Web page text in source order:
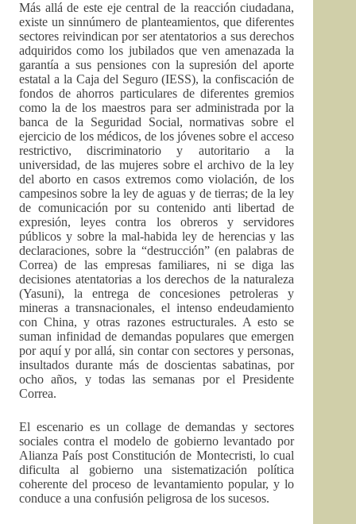
Más allá de este eje central de la reacción ciudadana,
existe un sinnúmero de planteamientos, que diferentes
sectores reivindican por ser atentatorios a sus derechos
adquiridos como los jubilados que ven amenazada la
garantía a sus pensiones con la supresión del aporte
estatal a la Caja del Seguro (IESS), la confiscación de
fondos de ahorros particulares de diferentes gremios
como la de los maestros para ser administrada por la
banca de la Seguridad Social, normativas sobre el
ejercicio de los médicos, de los jóvenes sobre el acceso
restrictivo, discriminatorio y autoritario a la
universidad, de las mujeres sobre el archivo de la ley
del aborto en casos extremos como violación, de los
campesinos sobre la ley de aguas y de tierras; de la ley
de comunicación por su contenido anti libertad de
expresión, leyes contra los obreros y servidores
públicos y sobre la mal-habida ley de herencias y las
declaraciones, sobre la “destrucción” (en palabras de
Correa) de las empresas familiares, ni se diga las
decisiones atentatorias a los derechos de la naturaleza
(Yasuni), la entrega de concesiones petroleras y
mineras a transnacionales, el intenso endeudamiento
con China, y otras razones estructurales. A esto se
suman infinidad de demandas populares que emergen
por aquí y por allá, sin contar con sectores y personas,
insultados durante más de doscientas sabatinas, por
ocho años, y todas las semanas por el Presidente
Correa.
El escenario es un collage de demandas y sectores
sociales contra el modelo de gobierno levantado por
Alianza País post Constitución de Montecristi, lo cual
dificulta al gobierno una sistematización política
coherente del proceso de levantamiento popular, y lo
conduce a una confusión peligrosa de los sucesos.